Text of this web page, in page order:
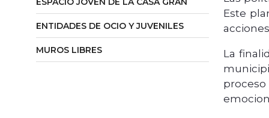
ENTIDADES DE OCIO Y JUVENILES
MUROS LIBRES
Este
La